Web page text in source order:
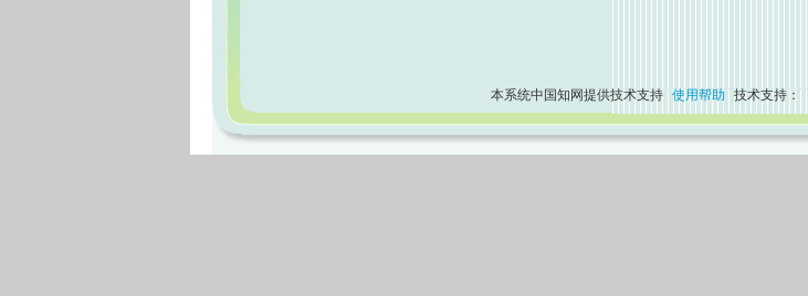
本系统中国知网提供技术支持 使用帮助 技术支持：